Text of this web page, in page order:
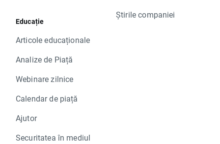
Educație
Articole educaționale
Analize de Piață
Webinare zilnice
Calendar de piață
Ajutor
Securitatea în mediul
Știrile companiei